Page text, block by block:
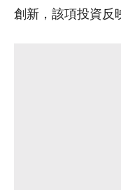
創新，該項投資反